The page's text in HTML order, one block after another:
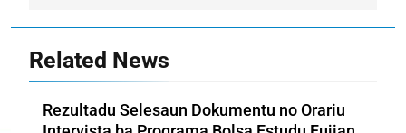
Related News
Rezultadu Selesaun Dokumentu no Orariu